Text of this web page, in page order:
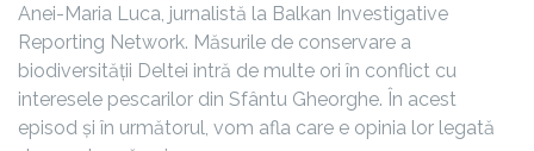
Anei-Maria Luca, jurnalistă la Balkan Investigative
Reporting Network. Măsurile de conservare a
biodiversității Deltei intră de multe ori în conflict cu
interesele pescarilor din Sfântu Gheorghe. În acest
episod și în următorul, vom afla care e opinia lor legată